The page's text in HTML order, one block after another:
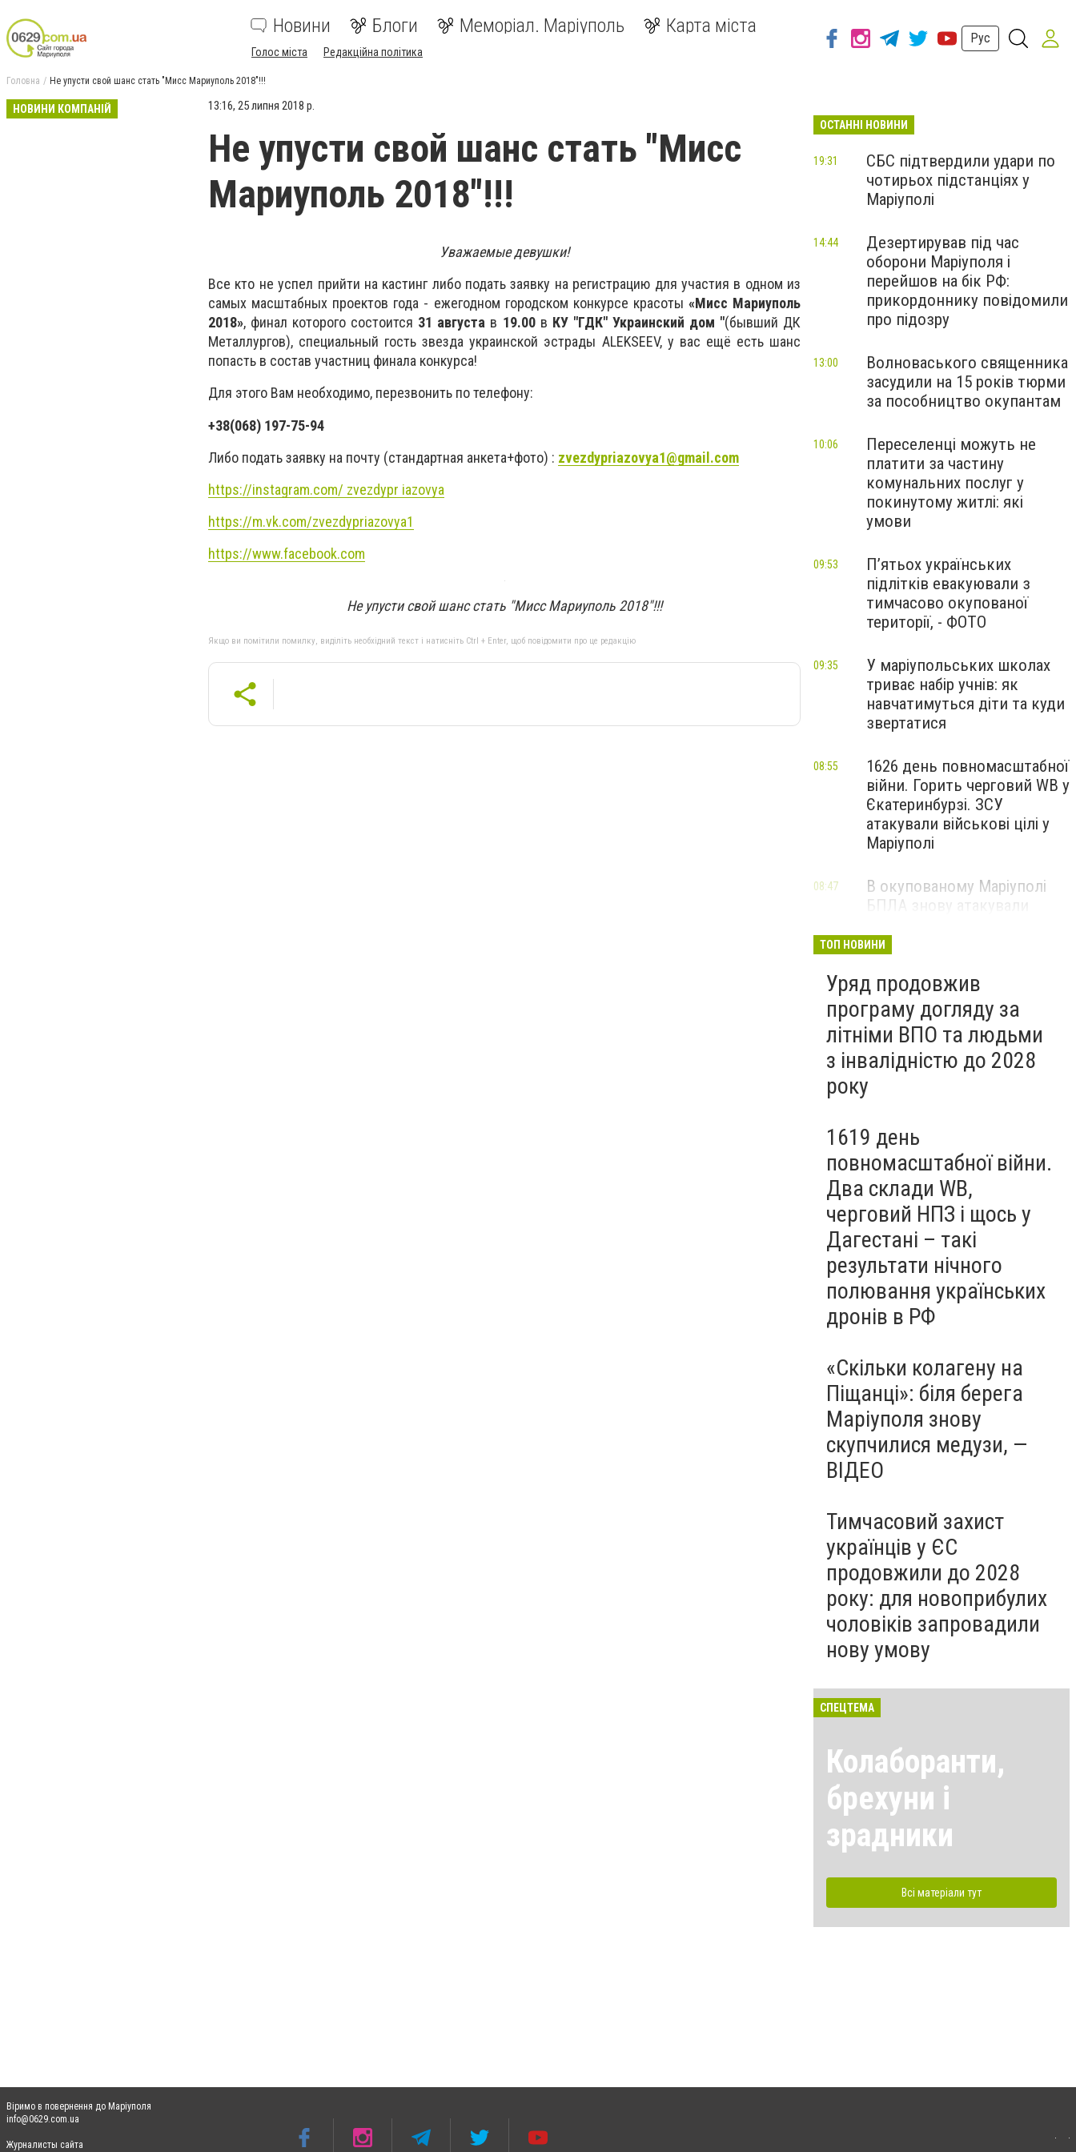
Новини Блоги Меморіал. Маріуполь Карта міста
Голос міста Редакційна політика
Рус
Головна Не упусти свой шанс стать "Мисс Мариуполь 2018"!!!
НОВИНИ КОМПАНІЙ 13:16, 25 липня 2018 р.
Не упусти свой шанс стать "Мисс
Мариуполь 2018"!!!
Уважаемые девушки!
Все кто не успел прийти на кастинг либо подать заявку на регистрацию для участия в одном из
самых масштабных проектов года - ежегодном городском конкурсе красоты «Мисс Мариуполь
2018», финал которого состоится 31 августа в 19.00 в КУ "ГДК" Украинский дом "(бывший ДК
Металлургов), специальный гость звезда украинской эстрады ALEKSEEV, у вас ещё есть шанс
попасть в состав участниц финала конкурса!
Для этого Вам необходимо, перезвонить по телефону:
+38(068) 197-75-94
Либо подать заявку на почту (стандартная анкета+фото) : zvezdypriazovya1@gmail.com
https://instagram.com/ zvezdypr iazovуa
https://m.vk.com/zvezdypriazovya1
https://www.facebook.com
Не упусти свой шанс стать "Мисс Мариуполь 2018"!!!
Якщо ви помітили помилку, виділіть необхідний текст і натисніть Ctrl + Enter, щоб повідомити про це редакцію
ОСТАННІ НОВИНИ
СБС підтвердили удари по
чотирьох підстанціях у
Маріуполі
19:31
Дезертирував під час
оборони Маріуполя і
перейшов на бік РФ:
прикордоннику повідомили
про підозру
14:44
Волноваського священника
засудили на 15 років тюрми
за пособництво окупантам
13:00
Переселенці можуть не
платити за частину
комунальних послуг у
покинутому житлі: які
умови
10:06
П’ятьох українських
підлітків евакуювали з
тимчасово окупованої
території, - ФОТО
09:53
У маріупольських школах
триває набір учнів: як
навчатимуться діти та куди
звертатися
09:35
1626 день повномасштабної
війни. Горить черговий WB у
Єкатеринбурзі. ЗСУ
атакували військові цілі у
Маріуполі
08:55
В окупованому Маріуполі
БПЛА знову атакували
— ВІДЕО
08:47
ТОП НОВИНИ
Уряд продовжив
програму догляду за
літніми ВПО та людьми
з інвалідністю до 2028
року
1619 день
повномасштабної війни.
Два склади WB,
черговий НПЗ і щось у
Дагестані – такі
результати нічного
полювання українських
дронів в РФ
«Скільки колагену на
Піщанці»: біля берега
Маріуполя знову
скупчилися медузи, —
ВІДЕО
Тимчасовий захист
українців у ЄС
продовжили до 2028
року: для новоприбулих
чоловіків запровадили
нову умову
СПЕЦТЕМА
Колаборанти,
брехуни і
зрадники
Всі матеріали тут
Віримо в повернення до Маріуполя
info@0629.com.ua
Журналисты сайта